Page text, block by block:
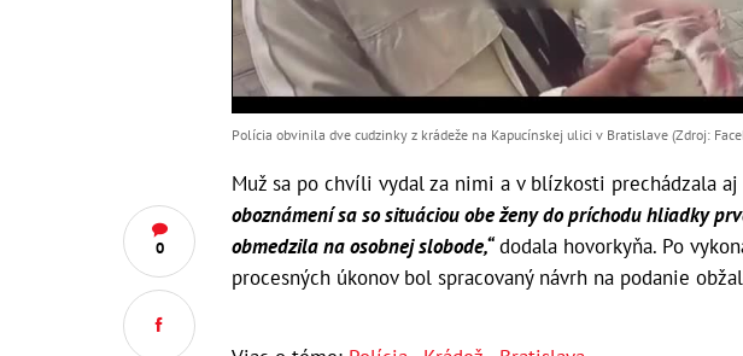
0
Polícia obvinila dve cudzinky z krádeže na Kapucínskej ulici v Bratislave (Zdroj:
Muž sa po chvíli vydal za nimi a v blízkosti prechádzala
oboznámení sa so situáciou obe ženy do príchodu hliadky
obmedzila na osobnej slobode,“dodala hovorkyňa. Po
procesných úkonov bol spracovaný návrh na podanie